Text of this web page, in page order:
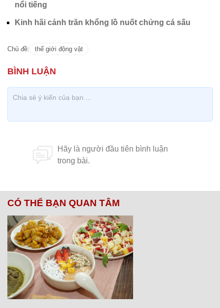
nổi tiếng
Kinh hãi cảnh trăn khổng lồ nuốt chửng cá sấu
Chủ đề: thế giới động vật
CÓ THỂ BẠN QUAN TÂM